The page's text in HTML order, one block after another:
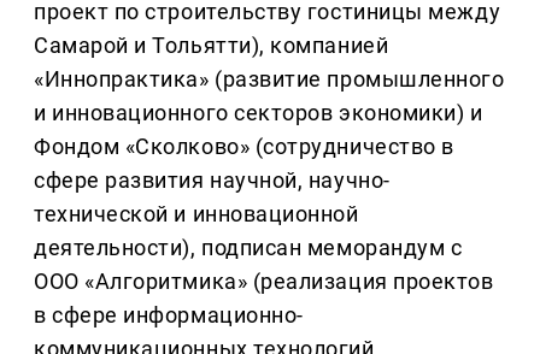
проект по строительству гостиницы между
Самарой и Тольятти), компанией
«Иннопрактика» (развитие промышленного
и инновационного секторов экономики) и
Фондом «Сколково» (сотрудничество в
сфере развития научной, научно-
технической и инновационной
деятельности), подписан меморандум с
ООО «Алгоритмика» (реализация проектов
в сфере информационно-
коммуникационных технологий,